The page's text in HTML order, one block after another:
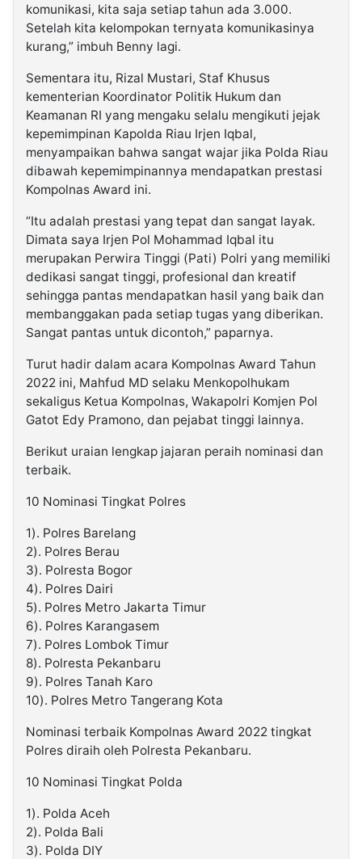
komunikasi, kita saja setiap tahun ada 3.000.
Setelah kita kelompokan ternyata komunikasinya
kurang,” imbuh Benny lagi.
Sementara itu, Rizal Mustari, Staf Khusus
kementerian Koordinator Politik Hukum dan
Keamanan RI yang mengaku selalu mengikuti jejak
kepemimpinan Kapolda Riau Irjen Iqbal,
menyampaikan bahwa sangat wajar jika Polda Riau
dibawah kepemimpinannya mendapatkan prestasi
Kompolnas Award ini.
“Itu adalah prestasi yang tepat dan sangat layak.
Dimata saya Irjen Pol Mohammad Iqbal itu
merupakan Perwira Tinggi (Pati) Polri yang memiliki
dedikasi sangat tinggi, profesional dan kreatif
sehingga pantas mendapatkan hasil yang baik dan
membanggakan pada setiap tugas yang diberikan.
Sangat pantas untuk dicontoh,” paparnya.
Turut hadir dalam acara Kompolnas Award Tahun
2022 ini, Mahfud MD selaku Menkopolhukam
sekaligus Ketua Kompolnas, Wakapolri Komjen Pol
Gatot Edy Pramono, dan pejabat tinggi lainnya.
Berikut uraian lengkap jajaran peraih nominasi dan
terbaik.
10 Nominasi Tingkat Polres
1). Polres Barelang
2). Polres Berau
3). Polresta Bogor
4). Polres Dairi
5). Polres Metro Jakarta Timur
6). Polres Karangasem
7). Polres Lombok Timur
8). Polresta Pekanbaru
9). Polres Tanah Karo
10). Polres Metro Tangerang Kota
Nominasi terbaik Kompolnas Award 2022 tingkat
Polres diraih oleh Polresta Pekanbaru.
10 Nominasi Tingkat Polda
1). Polda Aceh
2). Polda Bali
3). Polda DIY